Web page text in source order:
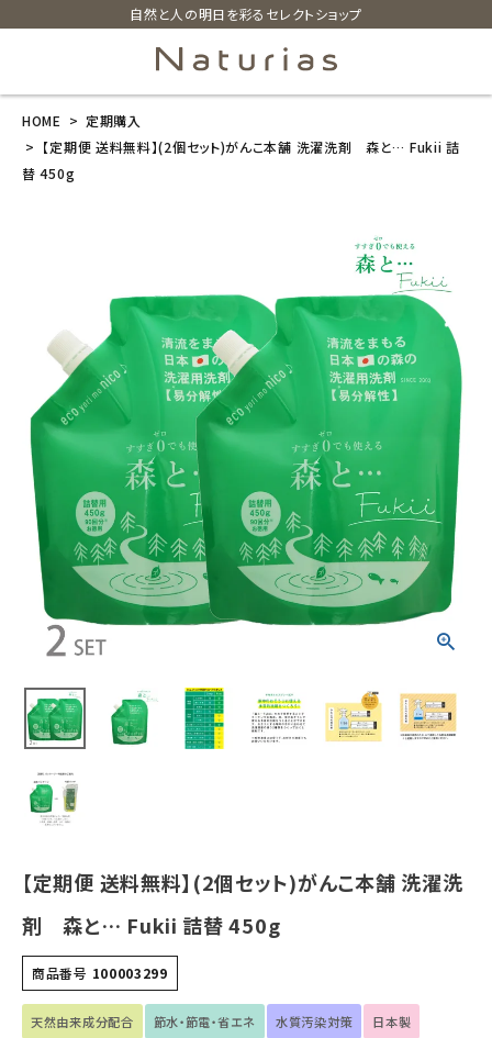
自然と人の明日を彩るセレクトショップ
search
【定期便 送料
無料】(2個セッ
ト)がんこ本舗
洗濯洗剤 森
と… Fukii 詰
替 450g
5,940 (税込)
ホーム
新商品
カテゴリーから探す
美容・コスメ・香水
衛生用品
フェムケア
インナー・下着・ナイトウェア
キッズ・ベビー・マタニティ
HOME
定期購入
【定期便 送料無料】(2個セット)がんこ本舗 洗濯洗剤 森と… Fukii 詰
替 450g
【定期便 送料無料】(2個セット)がんこ本舗 洗濯洗
剤 森と… Fukii 詰替 450g
商品番号 100003299
天然由来成分配合 節水・節電・省エネ 水質汚染対策 日本製